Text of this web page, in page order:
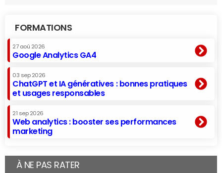
FORMATIONS
27 aoû 2026
Google Analytics GA4
03 sep 2026
ChatGPT et IA génératives : bonnes pratiques
et usages responsables
21 sep 2026
Web analytics : booster ses performances
marketing
À NE PAS RATER